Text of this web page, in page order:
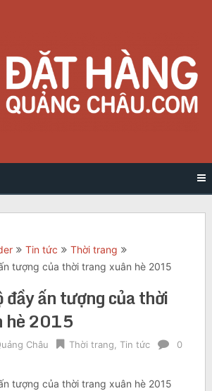
Tin tức
Thời trang
tượng của thời trang xuân hè 2015
đầy ấn tượng của thời
hè 2015
Châu Thời trang, Tin tức
0
tượng của thời trang xuân hè 2015